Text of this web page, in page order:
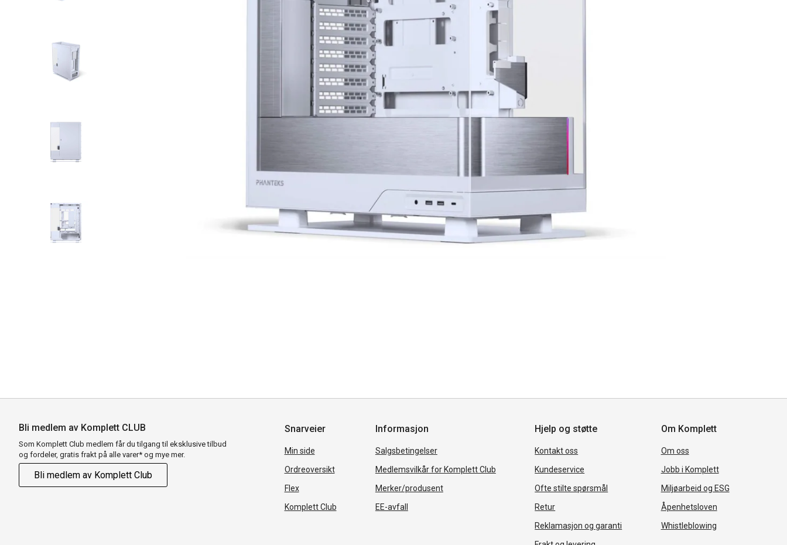
Bli medlem av Komplett CLUB
Som Komplett Club medlem får du tilgang til eksklusive tilbud
og fordeler, gratis frakt på alle varer* og mye mer.
Bli medlem av Komplett Club
Snarveier
Min side
Ordreoversikt
Flex
Komplett Club
Informasjon
Salgsbetingelser
Medlemsvilkår for Komplett Club
Merker/produsent
EE-avfall
Hjelp og støtte
Kontakt oss
Kundeservice
Ofte stilte spørsmål
Retur
Reklamasjon og garanti
Om Komplett
Om oss
Jobb i Komplett
Miljøarbeid og ESG
Åpenhetsloven
Whistleblowing